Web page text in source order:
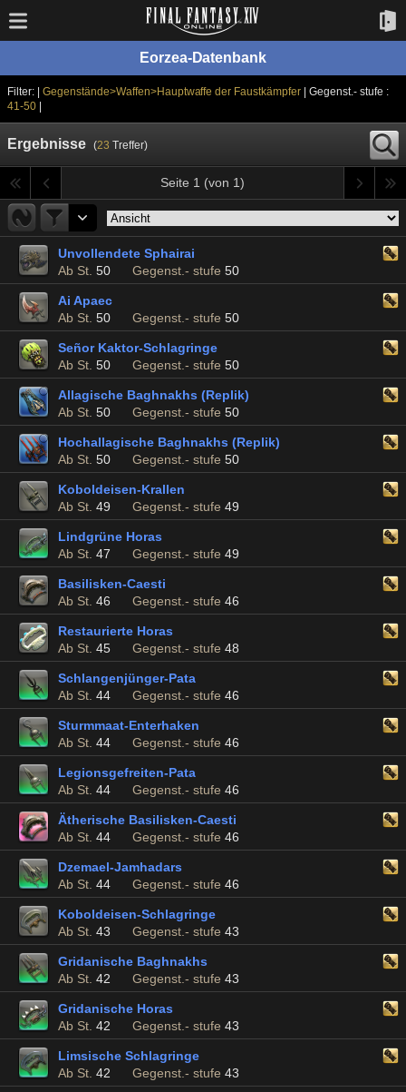
Eorzea-Datenbank
Filter: | Gegenstände>Waffen>Hauptwaffe der Faustkämpfer
| Gegenst.- stufe :
41-50|
Ergebnisse (23 Treffer)
Seite 1 (von 1)
Unvollendete Sphairai
Ab St. 50 Gegenst.- stufe 50
Ai Apaec
Ab St. 50 Gegenst.- stufe 50
Señor Kaktor-Schlagringe
Ab St. 50 Gegenst.- stufe 50
Allagische Baghnakhs (Replik)
Ab St. 50 Gegenst.- stufe 50
Hochallagische Baghnakhs (Replik)
Ab St. 50 Gegenst.- stufe 50
Koboldeisen-Krallen
Ab St. 49 Gegenst.- stufe 49
Lindgrüne Horas
Ab St. 47 Gegenst.- stufe 49
Basilisken-Caesti
Ab St. 46 Gegenst.- stufe 46
Restaurierte Horas
Ab St. 45 Gegenst.- stufe 48
Schlangenjünger-Pata
Ab St. 44 Gegenst.- stufe 46
Sturmmaat-Enterhaken
Ab St. 44 Gegenst.- stufe 46
Legionsgefreiten-Pata
Ab St. 44 Gegenst.- stufe 46
Ätherische Basilisken-Caesti
Ab St. 44 Gegenst.- stufe 46
Dzemael-Jamhadars
Ab St. 44 Gegenst.- stufe 46
Koboldeisen-Schlagringe
Ab St. 43 Gegenst.- stufe 43
Gridanische Baghnakhs
Ab St. 42 Gegenst.- stufe 43
Gridanische Horas
Ab St. 42 Gegenst.- stufe 43
Limsische Schlagringe
Ab St. 42 Gegenst.- stufe 43